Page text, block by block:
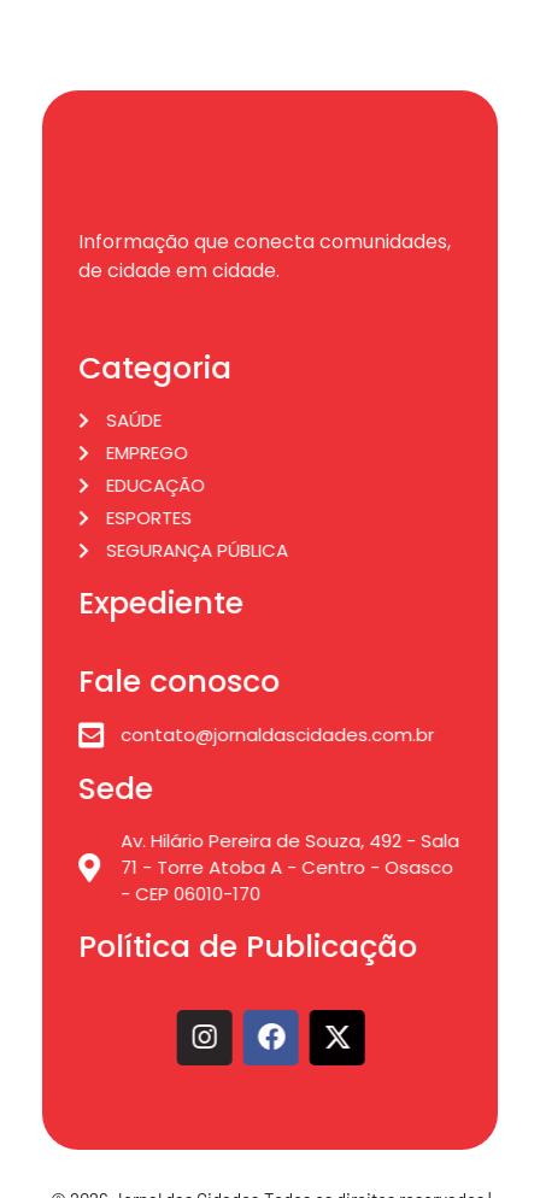
Informação que conecta comunidades,
de cidade em cidade.
Categoria
SAÚDE
EMPREGO
EDUCAÇÃO
ESPORTES
SEGURANÇA PÚBLICA
Expediente
Fale conosco
contato@jornaldascidades.com.br
Sede
Av. Hilário Pereira de Souza, 492 - Sala
71 - Torre Atoba A - Centro - Osasco
- CEP 06010-170
Política de Publicação